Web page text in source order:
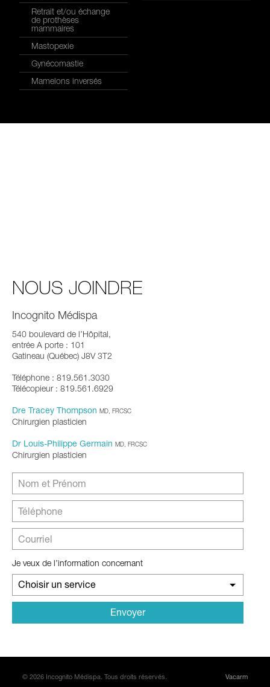
Retrait et/ou échange
de prothèses
mammaires
Mastopexie
Gynécomastie
Mamelons inversés
NOUS JOINDRE
Incognito Médispa
540 boulevard de l’Hôpital,
entrée A porte : 101
Gatineau (Québec) J8V 3T2
Téléphone : 819.561.3030
Télécopieur : 819.561.6929
Dre Tracey Thompson MD, FRCSC
Chirurgien plasticien
Dr Louis-Philippe Germain MD, FRCSC
Chirurgien plasticien
Je veux de l’information concernant
Choisir un service
© 2026 Incognito Médispa. Tous droits réservés. Vacarm